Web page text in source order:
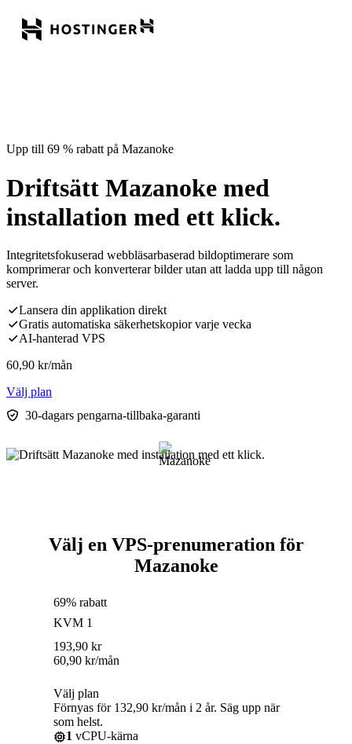
Upp till 69 % rabatt på Mazanoke
Driftsätt Mazanoke med
installation med ett klick.
Integritetsfokuserad webbläsarbaserad bildoptimerare som
komprimerar och konverterar bilder utan att ladda upp till någon
server.
Lansera din applikation direkt
Gratis automatiska säkerhetskopior varje vecka
AI-hanterad VPS
60,90 kr/mån
Välj plan
30-dagars pengarna-tillbaka-garanti
Välj en VPS-prenumeration för
Mazanoke
69% rabatt
KVM 1
193,90 kr
60,90 kr/mån
Välj plan
Förnyas för 132,90 kr/mån i 2 år. Säg upp när
som helst.
1 vCPU-kärna